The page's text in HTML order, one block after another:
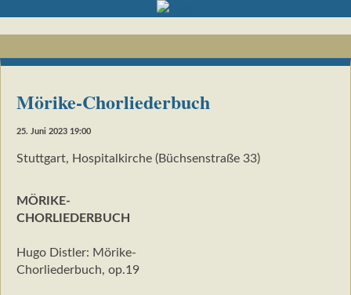
Mörike-Chorliederbuch
25. Juni 2023 19:00
Stuttgart, Hospitalkirche (Büchsenstraße 33)
MÖRIKE-
CHORLIEDERBUCH
Hugo Distler: Mörike-
Chorliederbuch, op.19